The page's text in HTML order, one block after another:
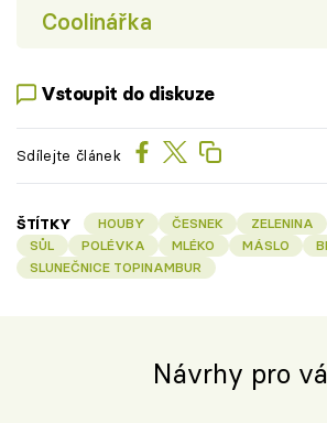
Coolinářka
Vstoupit do diskuze
Sdílejte článek
ŠTÍTKY HOUBY ČESNEK ZELENINA
SŮL
POLÉVKA MLÉKO MÁSLO
SLUNEČNICE TOPINAMBUR
Návrhy pro